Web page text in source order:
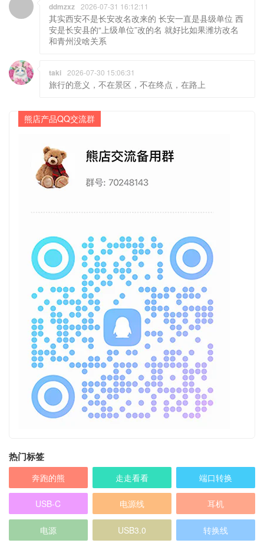
ddmzxz 2026-07-31 16:12:11
其实西安不是长安改名改来的 长安一直是县级单位 西
安是长安县的“上级单位”改的名 就好比如果潍坊改名
和青州没啥关系
taki 2026-07-30 15:06:31
旅行的意义，不在景区，不在终点，在路上
熊店产品QQ交流群
热门标签
奔跑的熊 走走看看 端口转换
USB-C 电源线 耳机
电源 USB3.0 转换线